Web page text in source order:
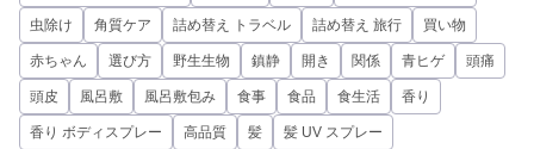
虫除け 角質ケア 詰め替え トラベル 詰め替え 旅行 買い物
赤ちゃん 選び方 野生生物 鎮静 開き 関係 青ヒゲ 頭痛
頭皮 風呂敷 風呂敷包み 食事 食品 食生活 香り
香り ボディスプレー 高品質 髪 髪 UV スプレー